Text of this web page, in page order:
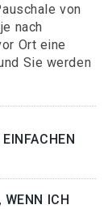
von
nach
Ort eine
Sie werden
ICH